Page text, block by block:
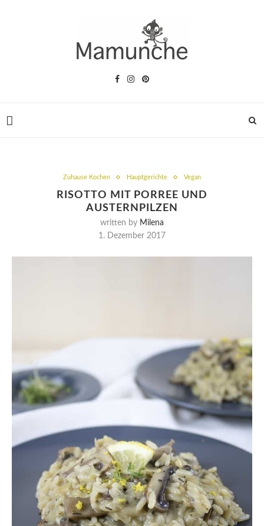
Zuhause Kochen Hauptgerichte Vegan
RISOTTO MIT PORREE UND
AUSTERNPILZEN
written by Milena
1. Dezember 2017